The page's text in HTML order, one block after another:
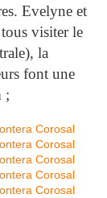
Evelyne et
visiter le
la
font une
;